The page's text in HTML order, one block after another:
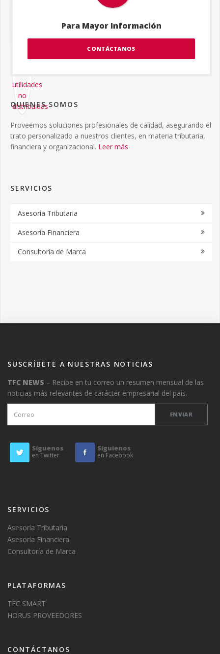
Para Mayor Información
CONTÁCTANOS
QUIENES SOMOS
Proveemos soluciones profesionales de calidad, asegurando el
trato personalizado a nuestros clientes, en materia tributaria,
financiera y organizacional. Leer más
SERVICIOS
Asesoría Tributaria
Asesoría Financiera
Consultoría de Marca
SUSCRÍBETE A NUESTRAS NOTICIAS
TFC NEWS – Recibe en tu correo un resumen mensual de las
noticias más relevantes de carácter empresarial del país.
Síguenos
en Twitter
Síguienos
en Facebook
SERVICIOS
Asesoría Tributaria
Asesoría Financiera
Consultoría de Marca
PLATAFORMAS
TFC SMART
HORUS PROVEEDORES
CONTÁCTANOS